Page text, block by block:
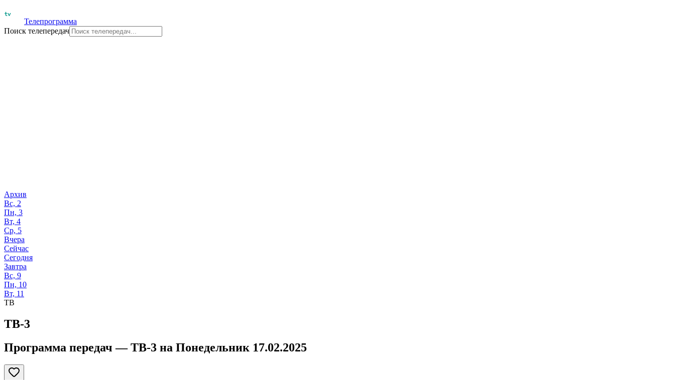
Телепрограмма
Поиск телепередач
Архив
Вс, 2
Пн, 3
Вт, 4
Ср, 5
Вчера
Сейчас
Сегодня
Завтра
Вс, 9
Пн, 10
Вт, 11
ТВ
ТВ-3
Программа передач —ТВ-3 на Понедельник 17.02.2025